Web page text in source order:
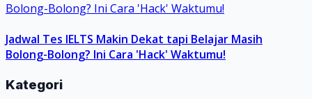
Jadwal Tes IELTS Makin Dekat tapi Belajar Masih
Bolong-Bolong? Ini Cara 'Hack' Waktumu!
Kategori